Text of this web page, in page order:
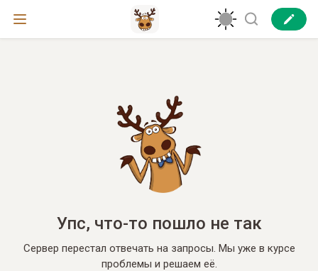
Упс, что-то пошло не так
Сервер перестал отвечать на запросы. Мы уже в курсе
проблемы и решаем её.